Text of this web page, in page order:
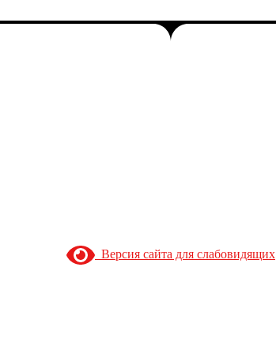
Версия сайта для слабовидящих